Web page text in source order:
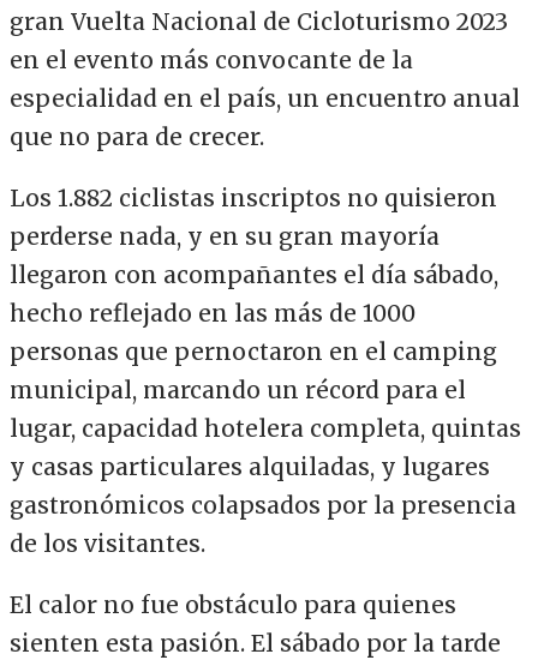
gran Vuelta Nacional de Cicloturismo 2023
en el evento más convocante de la
especialidad en el país, un encuentro anual
que no para de crecer.
Los 1.882 ciclistas inscriptos no quisieron
perderse nada, y en su gran mayoría
llegaron con acompañantes el día sábado,
hecho reflejado en las más de 1000
personas que pernoctaron en el camping
municipal, marcando un récord para el
lugar, capacidad hotelera completa, quintas
y casas particulares alquiladas, y lugares
gastronómicos colapsados por la presencia
de los visitantes.
El calor no fue obstáculo para quienes
sienten esta pasión. El sábado por la tarde